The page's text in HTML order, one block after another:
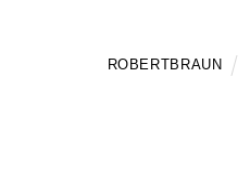
ROBERTBRAUN